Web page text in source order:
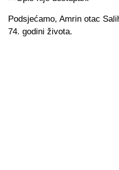
Podsjećamo, Amrin otac
74. godini života.